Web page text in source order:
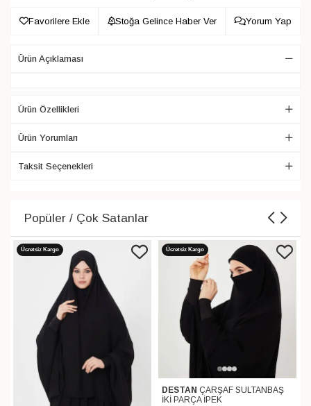
Favorilere Ekle Stoğa Gelince Haber Ver Yorum Yap
Ürün Açıklaması
Ürün Özellikleri
Ürün Yorumları
Taksit Seçenekleri
Popüler / Çok Satanlar
Ücretsiz Kargo Ücretsiz Kargo
DESTAN ÇARŞAF SULTANBAŞ
İKİ PARÇA İPEK